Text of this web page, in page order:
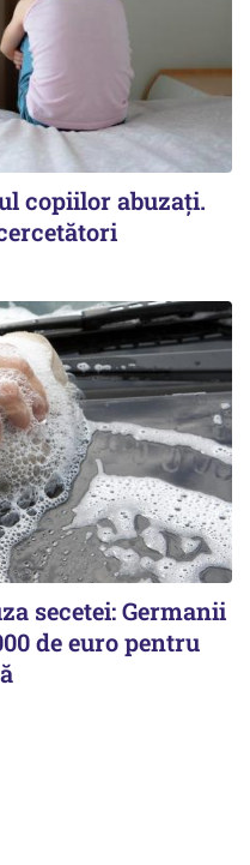
copiilor abuzați.
secetei: Germanii
de euro pentru